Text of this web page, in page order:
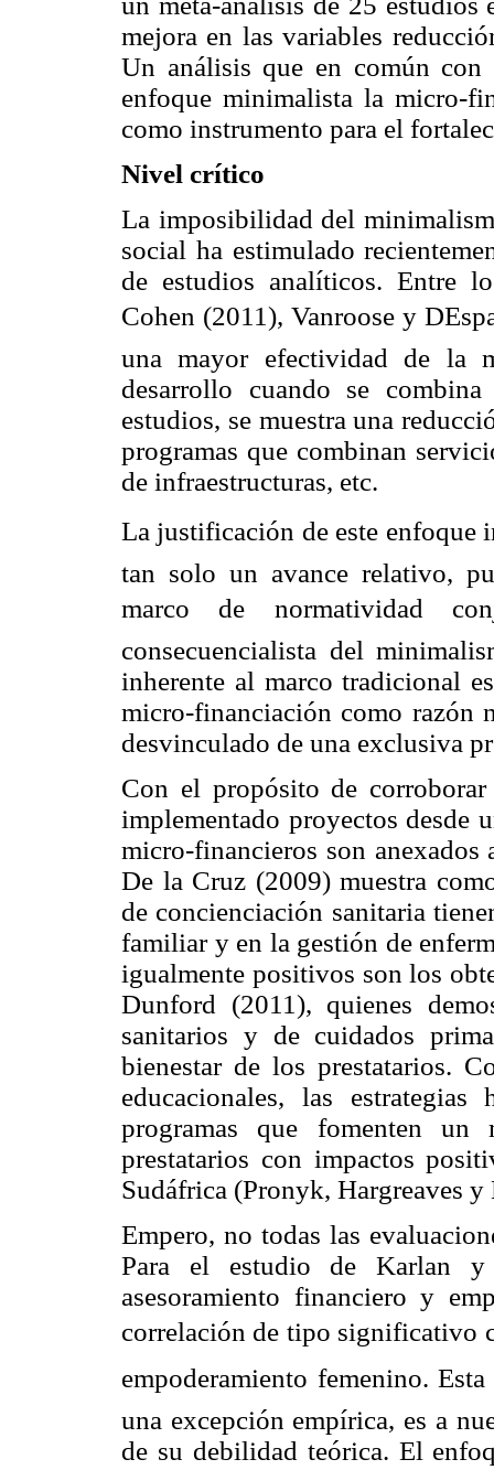
mejora en las variables
Un análisis que en común con
enfoque minimalista la micro-
como instrumento para el
Nivel crítico
La imposibilidad del
social ha estimulado
de estudios analíticos. Entre
Cohen (2011), Vanroose y
una mayor efectividad de la
desarrollo cuando se
estudios, se muestra una
programas que combinan
de infraestructuras, etc.
La justificación de este enfoque
tan solo un avance relativo,
marco de normatividad
consecuencialista del
inherente al marco tradicional
micro-financiación como razón
desvinculado de una exclusiva
Con el propósito de
implementado proyectos desde
micro-financieros son anexados
De la Cruz (2009) muestra
de concienciación sanitaria
familiar y en la gestión de
igualmente positivos son los
Dunford (2011), quienes
sanitarios y de cuidados
bienestar de los prestatarios.
educacionales, las
programas que fomenten un
prestatarios con impactos
Sudáfrica (Pronyk, Hargreaves
Empero, no todas las
Para el estudio de Karlan
asesoramiento financiero y
correlación de tipo significativo
empoderamiento femenino.
una excepción empírica, es a
de su debilidad teórica. El